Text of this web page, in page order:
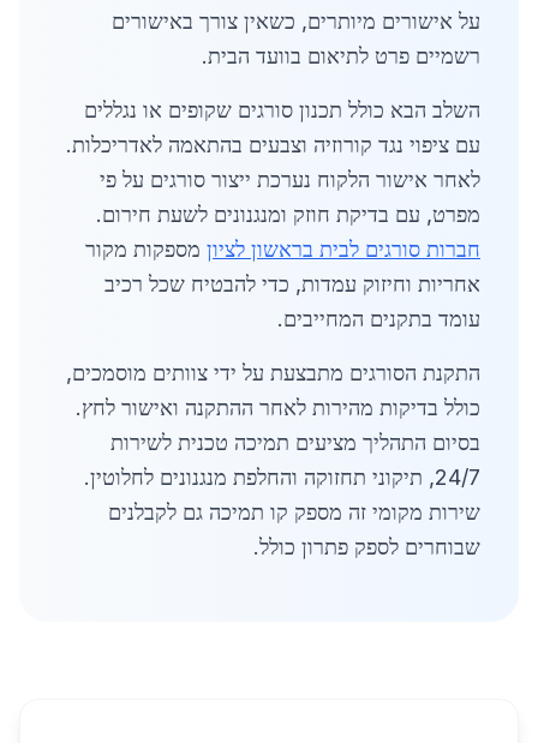
על אישורים מיותרים, כשאין צורך באישורים
רשמיים פרט לתיאום בוועד הבית.
השלב הבא כולל תכנון סורגים שקופים או נגללים
עם ציפוי נגד קורוזיה וצבעים בהתאמה לאדריכלות.
לאחר אישור הלקוח נערכת ייצור סורגים על פי
מפרט, עם בדיקת חוזק ומנגנונים לשעת חירום.
חברות סורגים לבית בראשון לציון מספקות מקור
אחריות וחיזוק עמדות, כדי להבטיח שכל רכיב
עומד בתקנים המחייבים.
התקנת הסורגים מתבצעת על ידי צוותים מוסמכים,
כולל בדיקות מהירות לאחר ההתקנה ואישור לחץ.
בסיום התהליך מציעים תמיכה טכנית לשירות
24/7, תיקוני תחזוקה והחלפת מנגנונים לחלוטין.
שירות מקומי זה מספק קו תמיכה גם לקבלנים
שבוחרים לספק פתרון כולל.